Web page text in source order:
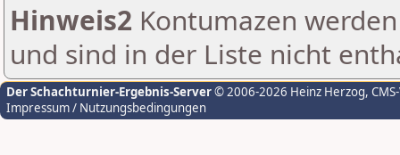
Hinweis2 Kontumazen
und sind in der Liste nicht
Der Schachturnier-Ergebnis-Server© 2006-2026 Heinz Herzog,
Impressum / Nutzungsbedingungen